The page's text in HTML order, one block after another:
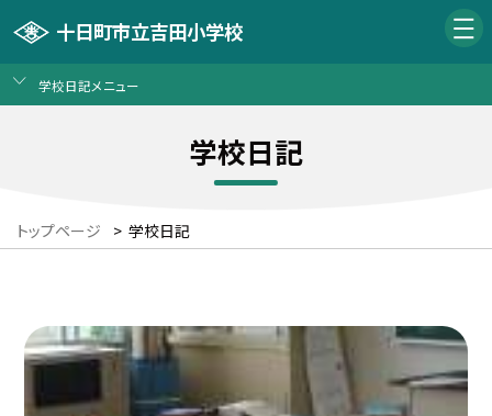
十日町市立吉田小学校
学校日記メニュー
学校日記
トップページ > 学校日記